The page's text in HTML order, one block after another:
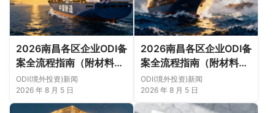
2026南昌各区企业ODI备
案全流程指南（附材料清
单及成功案例与正规靠谱
代办中介推荐）
ODI(境外投资)新闻
2026 年 8 月 5 日
2026南昌各区企业ODI备
案全流程指南（附材料清
单及成功案例与正规靠谱
代办中介推荐）
ODI(境外投资)新闻
2026 年 8 月 5 日